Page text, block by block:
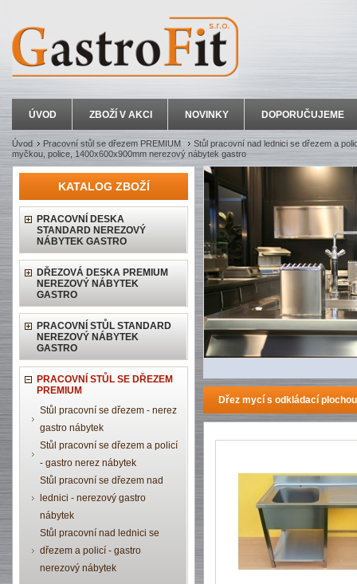
ÚVOD ZBOŽÍ V AKCI NOVINKY DOPORUČUJEME
Úvod Pracovní stůl se dřezem PREMIUM
Stůl pracovní nad lednici se dřezem a
myčkou, police, 1400x600x900mm nerezový nábytek gastro
KATALOG ZBOŽÍ
PRACOVNÍ DESKA
STANDARD NEREZOVÝ
NÁBYTEK GASTRO
DŘEZOVÁ DESKA PREMIUM
NEREZOVÝ NÁBYTEK
GASTRO
PRACOVNÍ STŮL STANDARD
NEREZOVÝ NÁBYTEK
GASTRO
PRACOVNÍ STŮL SE DŘEZEM
PREMIUM
Stůl pracovní se dřezem - nerez
gastro nábytek
Stůl pracovní se dřezem a policí
- gastro nerez nábytek
Stůl pracovní se dřezem nad
lednici - nerezový gastro
nábytek
Stůl pracovní nad lednici se
dřezem a policí - gastro
nerezový nábytek
Dřez mycí s odkládací